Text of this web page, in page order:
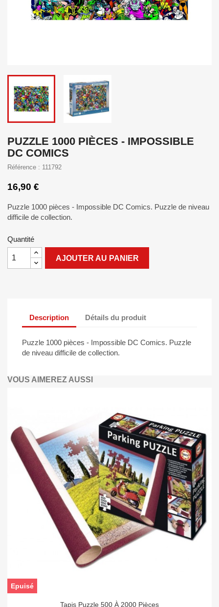
PUZZLE 1000 PIÈCES - IMPOSSIBLE
DC COMICS
Référence : 111792
16,90 €
Puzzle 1000 pièces - Impossible DC Comics. Puzzle de niveau
difficile de collection.
Quantité
AJOUTER AU PANIER
Description Détails du produit
Puzzle 1000 pièces - Impossible DC Comics. Puzzle
de niveau difficile de collection.
VOUS AIMEREZ AUSSI
Tapis Puzzle 500 À 2000 Pièces
Epuisé